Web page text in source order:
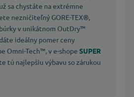
sa chystáte na extrémne
nezničiteľný GORE-TEX®,
v unikátnom OutDry™
ideálny pomer ceny
Omni-Tech™, v e-shope SUPER
tú najlepšiu výbavu so zárukou